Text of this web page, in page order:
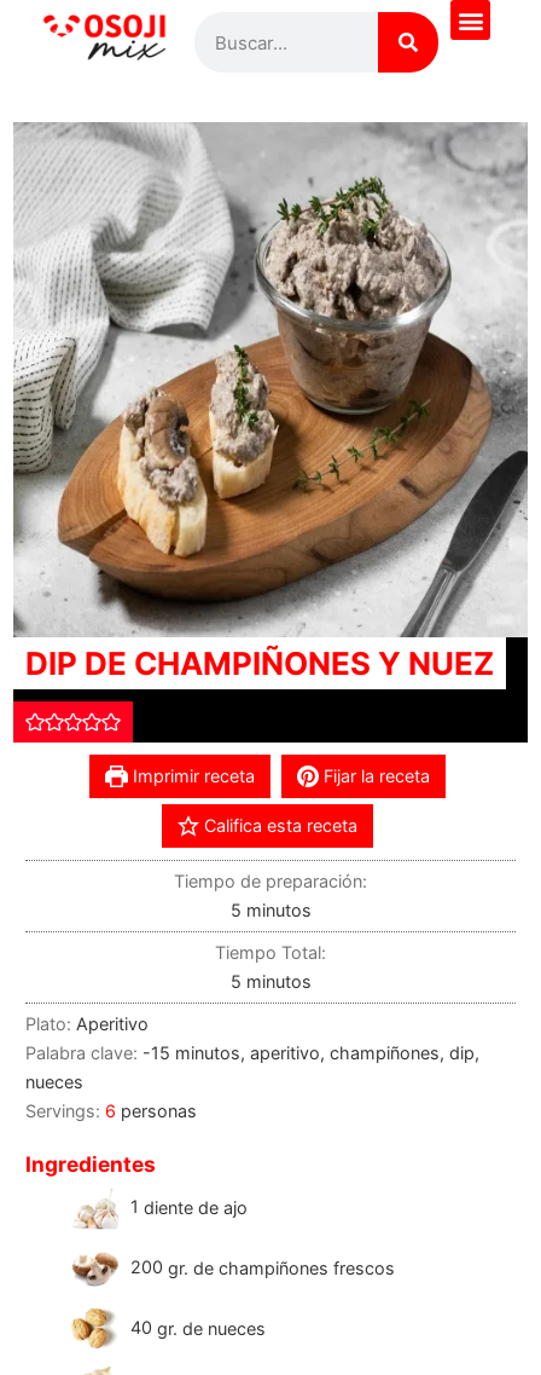
DIP DE CHAMPIÑONES Y NUEZ
Imprimir receta Fijar la receta
Califica esta receta
Tiempo de preparación:
5 minutos
Tiempo Total:
5 minutos
Plato: Aperitivo
Palabra clave: -15 minutos, aperitivo, champiñones, dip,
nueces
Servings: 6 personas
Ingredientes
1 diente de ajo
200 gr. de champiñones frescos
40 gr. de nueces